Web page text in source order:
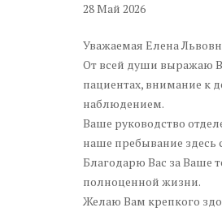
28Май 2026
Уважаемая Елена
От всей души выражаю
пациентах, внимание к
наблюдением.
Ваше руководство
наше пребывание
Благодарю Вас за Ваше
полноценной жизни.
Желаю Вам крепкого